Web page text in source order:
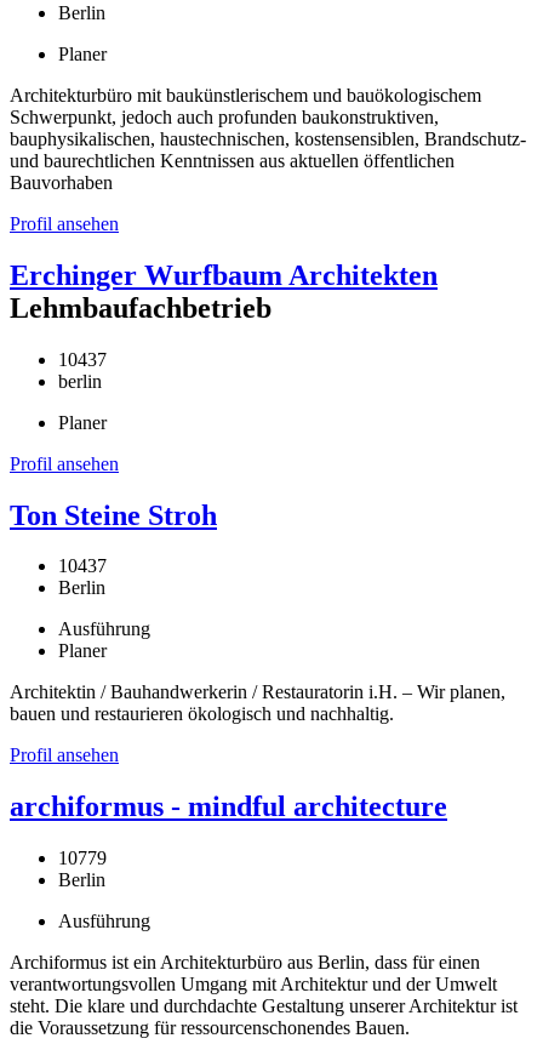
Berlin
Planer
Architekturbüro mit baukünstlerischem und bauökologischem
Schwerpunkt, jedoch auch profunden baukonstruktiven,
bauphysikalischen, haustechnischen, kostensensiblen, Brandschutz-
und baurechtlichen Kenntnissen aus aktuellen öffentlichen
Bauvorhaben
Profil ansehen
Erchinger Wurfbaum Architekten
Lehmbaufachbetrieb
10437
berlin
Planer
Profil ansehen
Ton Steine Stroh
10437
Berlin
Ausführung
Planer
Architektin / Bauhandwerkerin / Restauratorin i.H. – Wir planen,
bauen und restaurieren ökologisch und nachhaltig.
Profil ansehen
archiformus - mindful architecture
10779
Berlin
Ausführung
Archiformus ist ein Architekturbüro aus Berlin, dass für einen
verantwortungsvollen Umgang mit Architektur und der Umwelt
steht. Die klare und durchdachte Gestaltung unserer Architektur ist
die Voraussetzung für ressourcenschonendes Bauen.